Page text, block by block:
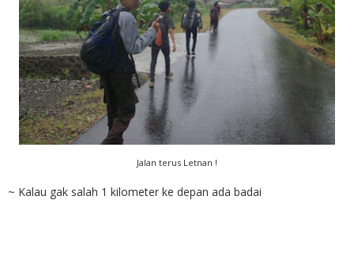
Jalan terus Letnan !
~ Kalau gak salah 1 kilometer ke depan ada badai